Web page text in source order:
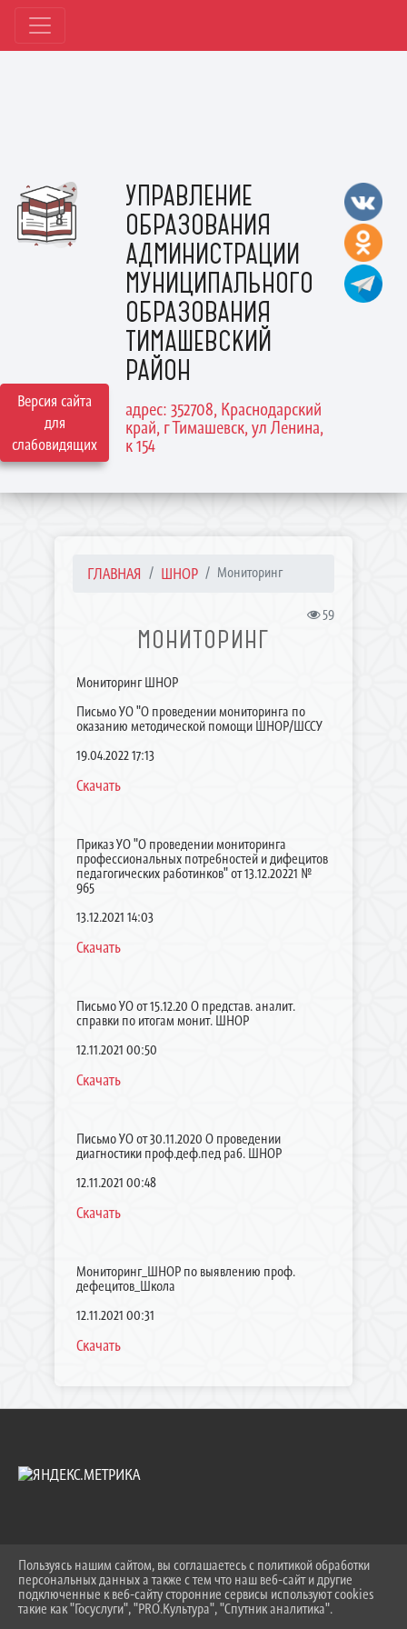
Версия сайта
для
слабовидящих
УПРАВЛЕНИЕ
ОБРАЗОВАНИЯ
АДМИНИСТРАЦИИ
МУНИЦИПАЛЬНОГО
ОБРАЗОВАНИЯ
ТИМАШЕВСКИЙ
РАЙОН
адрес: 352708, Краснодарский
край, г Тимашевск, ул Ленина,
к 154
ГЛАВНАЯ ШНОР Мониторинг
59
МОНИТОРИНГ
Мониторинг ШНОР
Письмо УО "О проведении мониторинга по
оказанию методической помощи ШНОР/ШССУ
19.04.2022 17:13
Скачать
Приказ УО "О проведении мониторинга
профессиональных потребностей и дифецитов
педагогических работинков" от 13.12.20221 №
965
13.12.2021 14:03
Скачать
Письмо УО от 15.12.20 О представ. аналит.
справки по итогам монит. ШНОР
12.11.2021 00:50
Скачать
Письмо УО от 30.11.2020 О проведении
диагностики проф.деф.пед раб. ШНОР
12.11.2021 00:48
Скачать
Мониторинг_ШНОР по выявлению проф.
дефецитов_Школа
12.11.2021 00:31
Скачать
^
2026 Г. UO.TIMREGION.RU
ВХОД
КАРТА САЙТА
Пользуясь нашим сайтом, вы соглашаетесь с политикой обработки
персональных данных а также с тем что наш веб-сайт и другие
подключенные к веб-сайту сторонние сервисы используют cookies
такие как "Госуслуги", "PRO.Культура", "Спутник аналитика".